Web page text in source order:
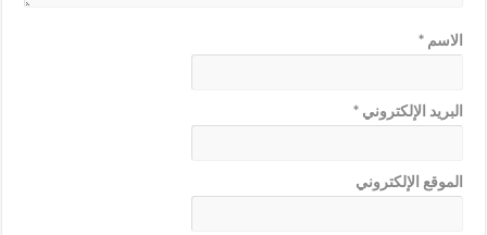
الاسم*
البريد الإلكتروني*
الموقع الإلكتروني